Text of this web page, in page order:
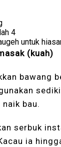
4
untuk
(kuah)
bawang
bau.
serbuk
ia